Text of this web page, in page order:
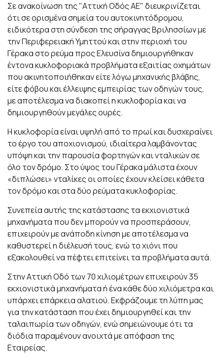
Σε ανακοίνωση της "Αττική Οδός ΑΕ" διευκρινίζεται
ότι σε ορισμένα σημεία του αυτοκινητόδρομου,
ειδικότερα στη σύνδεση της σήραγγας Βριλησσίων με
την Περιφερειακή Υμηττού και στην περιοχή του
Γέρακα στο ρεύμα προς Ελευσίνα δημιουργήθηκαν
έντονα κυκλοφοριακά προβλήματα εξαιτίας οχημάτων
που ακινητοποιήθηκαν είτε λόγω μηχανικής βλάβης,
είτε φόβου και έλλειψης εμπειρίας των οδηγών τους,
με αποτέλεσμα να διακοπεί η κυκλοφορία και να
δημιουργηθούν μεγάλες ουρές.
Η κυκλοφορία είναι υψηλή από το πρωί και δυσχεραίνει
το έργο του αποχιονισμού, ιδιαίτερα λαμβάνοντας
υπόψη και την παρουσία φορτηγών και νταλικών σε
όλο τον δρόμο. Στο ύψος του Γέρακα μάλιστα έχουν
«διπλώσει» νταλίκες οι οποίες έχουν κλείσει κάθετα
τον δρόμο και στα δύο ρεύματα κυκλοφορίας.
Συνεπεία αυτής της κατάστασης τα εκχιονιστικά
μηχανήματα που δεν μπορούν να προσπεράσουν,
επιχειρούν με ανάποδη κίνηση με αποτέλεσμα να
καθυστερεί η διέλευσή τους, ενώ το χιόνι που
εξακολουθεί να πέφτει επιτείνει τα προβλήματα αυτά.
Στην Αττική Οδό των 70 χιλιομέτρων επιχειρούν 35
εκχιονιστικά μηχανήματα ή ένα κάθε δύο χιλιόμετρα και
υπάρχει επάρκεια αλατιού. Εκφράζουμε τη λύπη μας
για την κατάσταση που έχει δημιουργηθεί και την
ταλαιπωρία των οδηγών, ενώ σημειώνουμε ότι τα
διόδια παραμένουν ανοιχτά με απόφαση της
Εταιρείας.